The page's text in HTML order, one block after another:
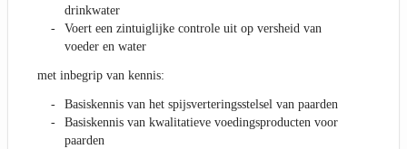
drinkwater
Voert een zintuiglijke controle uit op versheid van
voeder en water
met inbegrip van kennis:
Basiskennis van het spijsverteringsstelsel van paarden
Basiskennis van kwalitatieve voedingsproducten voor
paarden